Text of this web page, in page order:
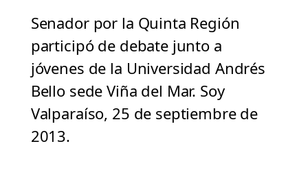
Senador por la Quinta Región
participó de debate junto a
jóvenes de la Universidad Andrés
Bello sede Viña del Mar. Soy
Valparaíso, 25 de septiembre de
2013.